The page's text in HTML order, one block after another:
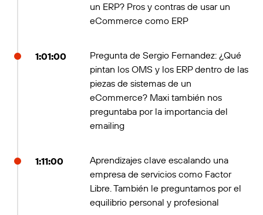
un ERP? Pros y contras de usar un
eCommerce como ERP
1:01:00
Pregunta de Sergio Fernandez: ¿Qué
pintan los OMS y los ERP dentro de las
piezas de sistemas de un
eCommerce? Maxi también nos
preguntaba por la importancia del
emailing
1:11:00
Aprendizajes clave escalando una
empresa de servicios como Factor
Libre. También le preguntamos por el
equilibrio personal y profesional